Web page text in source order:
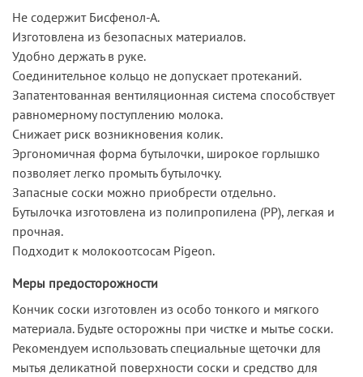
Не содержит Бисфенол-А.
Изготовлена из безопасных материалов.
Удобно держать в руке.
Соединительное кольцо не допускает протеканий.
Запатентованная вентиляционная система способствует
равномерному поступлению молока.
Снижает риск возникновения колик.
Эргономичная форма бутылочки, широкое горлышко
позволяет легко промыть бутылочку.
Запасные соски можно приобрести отдельно.
Бутылочка изготовлена из полипропилена (PP), легкая и
прочная.
Подходит к молокоотсосам Pigeon.
Меры предосторожности
Кончик соски изготовлен из особо тонкого и мягкого
материала. Будьте осторожны при чистке и мытье соски.
Рекомендуем использовать специальные щеточки для
мытья деликатной поверхности соски и средство для